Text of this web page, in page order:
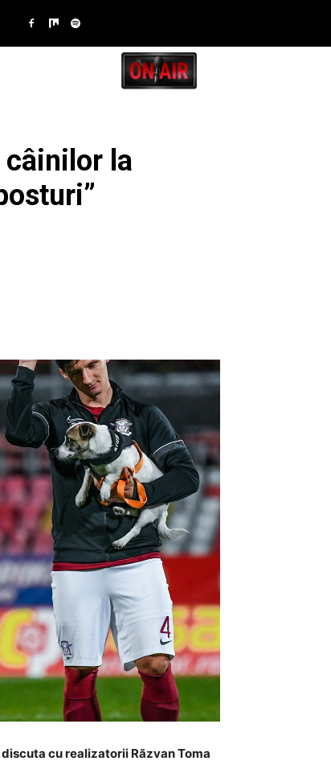
câinilor la
cu realizatorii Răzvan Toma